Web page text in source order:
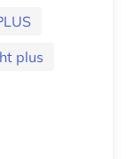
plus